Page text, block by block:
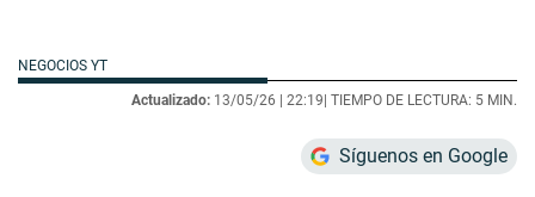
NEGOCIOS YT
Actualizado: 13/05/26 | 22:19| TIEMPO DE LECTURA: 5 MIN.
Síguenos en Google